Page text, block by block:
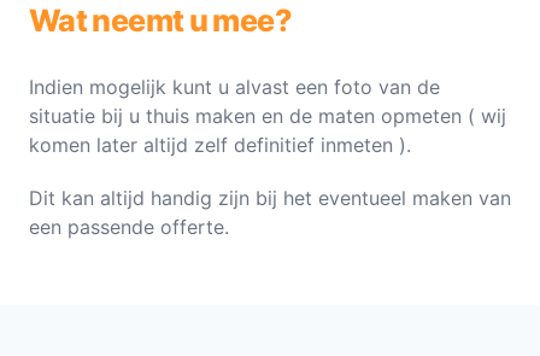
Wat neemt u mee?
Indien mogelijk kunt u alvast een foto van de
situatie bij u thuis maken en de maten opmeten ( wij
komen later altijd zelf definitief inmeten ).
Dit kan altijd handig zijn bij het eventueel maken van
een passende offerte.